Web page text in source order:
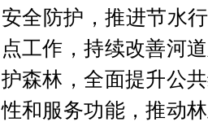
安全防护，推进节水
点工作，持续改善河
护森林，全面提升公
性和服务功能，推动